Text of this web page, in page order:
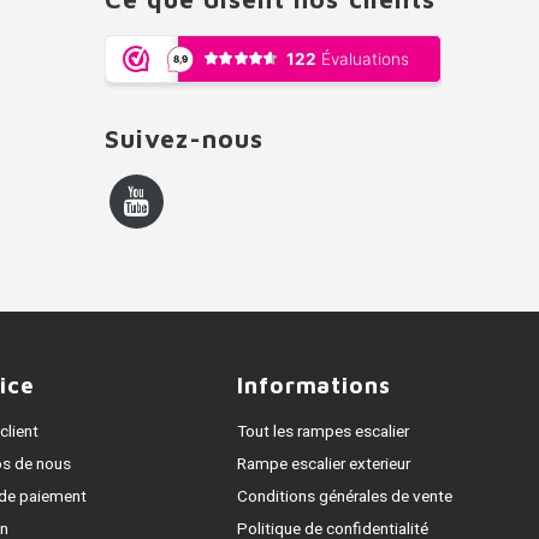
Suivez-nous
de nous
paiement
Informations
Tout les rampes escalier
Rampe escalier exterieur
Conditions générales de vente
Politique de confidentialité